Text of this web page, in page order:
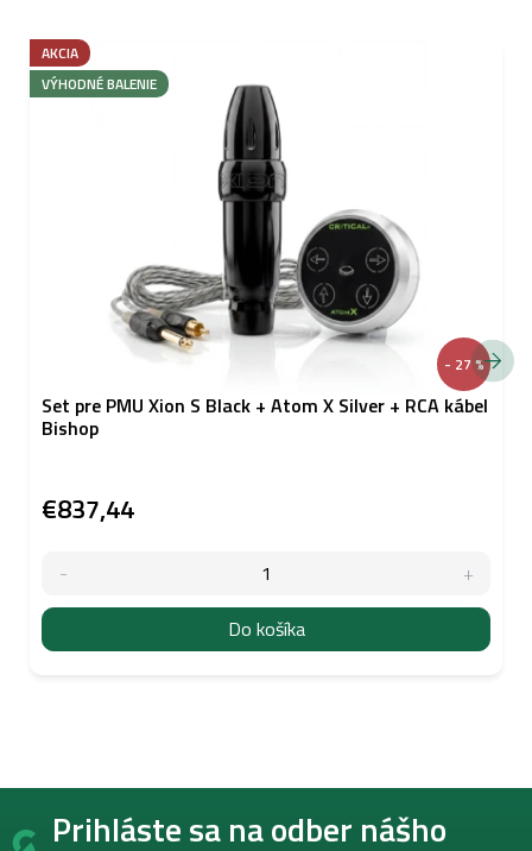
- 27 %
AKCIA
VÝHODNÉ BALENIE
Set pre PMU Xion S Black + Atom X Silver + RCA kábel
Bishop
€837,44
Do košíka
Z
Prihláste sa na odber nášho